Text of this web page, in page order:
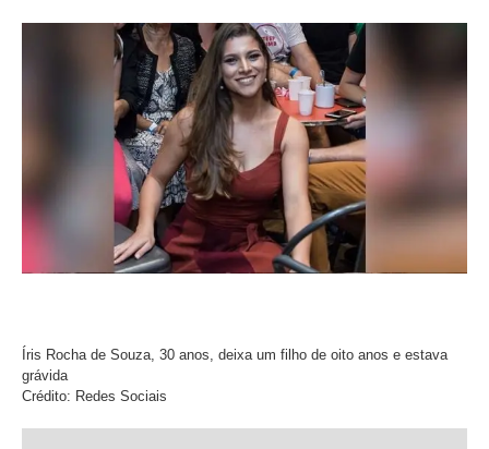
Íris Rocha de Souza, 30 anos, deixa um filho de oito anos e estava
grávida
Crédito: Redes Sociais